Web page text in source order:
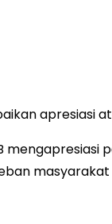
apresiasi